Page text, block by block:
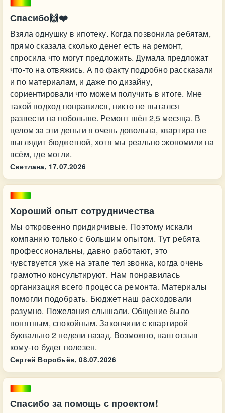
Спасибо🙌❤️
Взяла однушку в ипотеку. Когда позвонила ребятам,
прямо сказала сколько денег есть на ремонт,
спросила что могут предложить. Думала предложат
что-то на отвяжись. А по факту подробно рассказали
и по материалам, и даже по дизайну,
сориентировали что можем получить в итоге. Мне
такой подход понравился, никто не пытался
развести на побольше. Ремонт шёл 2,5 месяца. В
целом за эти деньги я очень довольна, квартира не
выглядит бюджетной, хотя мы реально экономили на
всём, где могли.
Светлана, 17.07.2026
Хороший опыт сотрудничества
Мы откровенно придирчивые. Поэтому искали
компанию только с большим опытом. Тут ребята
профессиональны, давно работают, это
чувствуется уже на этапе тел звонка, когда очень
грамотно консультируют. Нам понравилась
организация всего процесса ремонта. Материалы
помогли подобрать. Бюджет наш расходовали
разумно. Пожелания слышали. Общение было
понятным, спокойным. Закончили с квартирой
буквально 2 недели назад. Возможно, наш отзыв
кому-то будет полезен.
Сергей Воробьёв, 08.07.2026
Спасибо за помощь с проектом!